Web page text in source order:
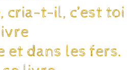
cria-t-il, c’est toi
et dans les fers.